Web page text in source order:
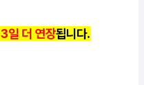
3일 더 연장됩니다.